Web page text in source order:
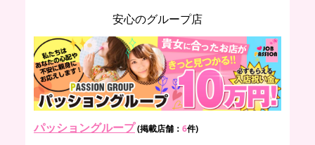
安心のグループ店
パッショングループ(掲載店舗： 6件)